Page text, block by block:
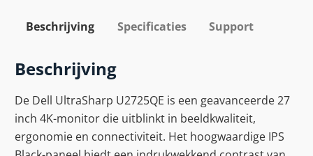
Beschrijving Specificaties Support
Beschrijving
De Dell UltraSharp U2725QE is een geavanceerde 27
inch 4K-monitor die uitblinkt in beeldkwaliteit,
ergonomie en connectiviteit. Het hoogwaardige IPS